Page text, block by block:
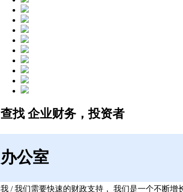
查找 企业财务，投资者
办公室
我 / 我们需要快速的财政支持， 我们是一个不断